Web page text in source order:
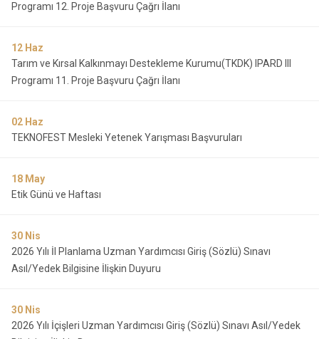
Programı 12. Proje Başvuru Çağrı İlanı
12 Haz
Tarım ve Kırsal Kalkınmayı Destekleme Kurumu(TKDK) IPARD III
Programı 11. Proje Başvuru Çağrı İlanı
02 Haz
TEKNOFEST Mesleki Yetenek Yarışması Başvuruları
18 May
Etik Günü ve Haftası
30 Nis
2026 Yılı İl Planlama Uzman Yardımcısı Giriş (Sözlü) Sınavı
Asıl/Yedek Bilgisine İlişkin Duyuru
30 Nis
2026 Yılı İçişleri Uzman Yardımcısı Giriş (Sözlü) Sınavı Asıl/Yedek